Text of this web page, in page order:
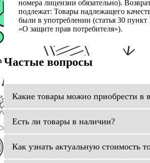
номера лицензии обязательно).
подлежат: Товары надлежащего
были в употреблении (статья 30 пункт
«О защите прав потребителя»).
Частые вопросы
Какие товары можно приобрести в
Есть ли товары в наличии?
Как узнать актуальную стоимость